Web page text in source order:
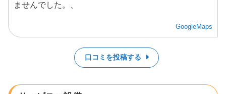
ませんでした。、
GoogleMaps
口コミを投稿する